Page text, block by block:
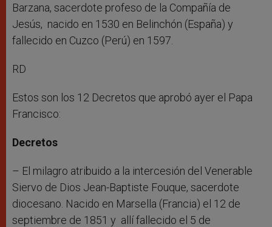
Barzana, sacerdote profeso de la Compañía de
Jesús, nacido en 1530 en Belinchón (España) y
fallecido en Cuzco (Perú) en 1597.
RD
Estos son los 12 Decretos que aprobó ayer el Papa
Francisco:
Decretos
– El milagro atribuido a la intercesión del Venerable
Siervo de Dios Jean-Baptiste Fouque, sacerdote
diocesano. Nacido en Marsella (Francia) el 12 de
septiembre de 1851 y allí fallecido el 5 de